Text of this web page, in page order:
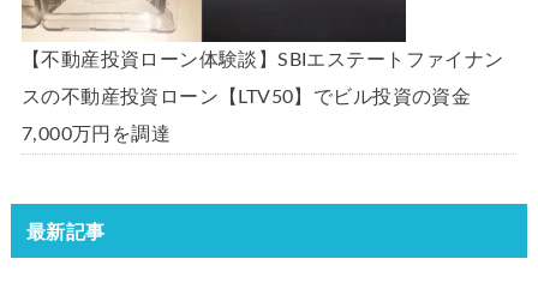
【不動産投資ローン体験談】SBIエステートファイナン
スの不動産投資ローン【LTV50】でビル投資の資金
7,000万円を調達
最新記事